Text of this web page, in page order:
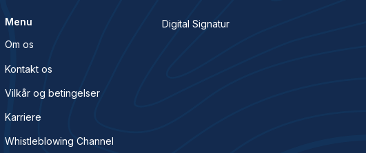
Menu
Om os
Kontakt os
Vilkår og betingelser
Karriere
Whistleblowing Channel
Digital Signatur